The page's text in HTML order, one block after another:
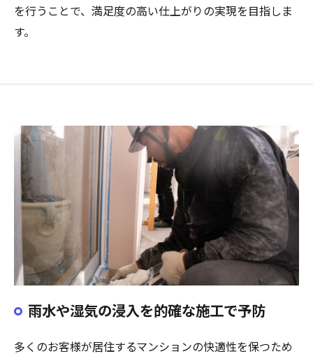
を行うことで、満足度の高い仕上がりの実現を目指しま
す。
雨水や湿気の浸入を的確な施工で予防
多くのお客様が居住するマンションの快適性を保つため